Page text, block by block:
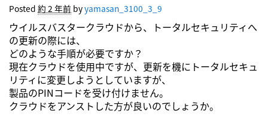
Posted 約 2 年前 byyamasan_3100_3_9
ウイルスバスタークラウドから、トータルセキュリティへ
の更新の際には、
どのような手順が必要ですか？
現在クラウドを使用中ですが、更新を機にトータルセキュ
リティに変更しようとしていますが、
製品のPINコードを受け付けません。
クラウドをアンストした方が良いのでしょうか。